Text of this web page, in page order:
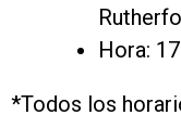
Hora:
*Todos los